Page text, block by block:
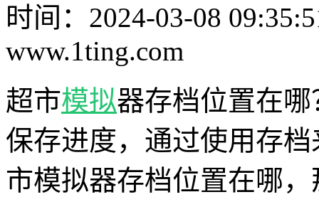
时间：2024-03-08
www.1ting.com
超市模拟器存档位置在
保存进度，通过使用存
市模拟器存档位置在哪